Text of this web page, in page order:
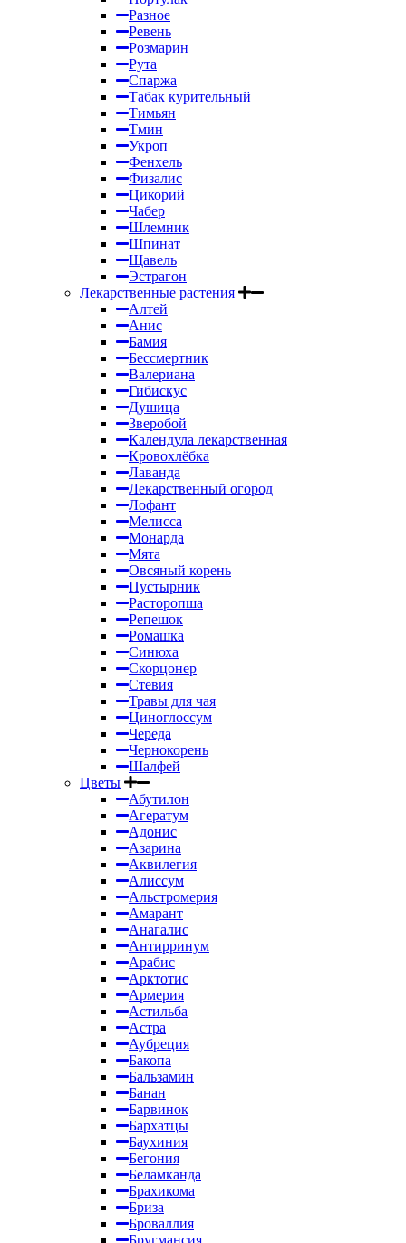
Разное
Ревень
Розмарин
Рута
Спаржа
Табак курительный
Тимьян
Тмин
Укроп
Фенхель
Физалис
Цикорий
Чабер
Шлемник
Шпинат
Щавель
Эстрагон
Лекарственные растения
Алтей
Анис
Бамия
Бессмертник
Валериана
Гибискус
Душица
Зверобой
Календула лекарственная
Кровохлёбка
Лаванда
Лекарственный огород
Лофант
Мелисса
Монарда
Мята
Овсяный корень
Пустырник
Расторопша
Репешок
Ромашка
Синюха
Скорцонер
Стевия
Травы для чая
Циноглоссум
Череда
Чернокорень
Шалфей
Цветы
Абутилон
Агератум
Адонис
Азарина
Аквилегия
Алиссум
Альстромерия
Амарант
Анагалис
Антирринум
Арабис
Арктотис
Армерия
Астильба
Астра
Аубреция
Бакопа
Бальзамин
Банан
Барвинок
Бархатцы
Баухиния
Бегония
Беламканда
Брахикома
Бриза
Броваллия
Бругмансия